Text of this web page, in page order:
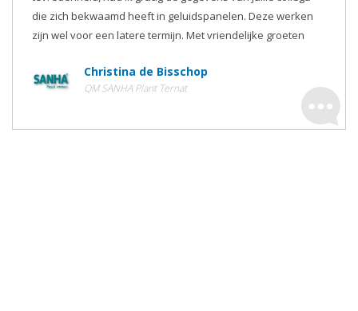
die zich bekwaamd heeft in geluidspanelen. Deze werken
zijn wel voor een latere termijn. Met vriendelijke groeten
Christina de Bisschop
QM SANHA Plant Ternat